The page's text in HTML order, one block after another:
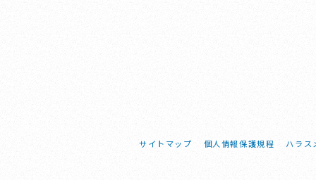
サイトマップ 個人情報保護規程 ハラス